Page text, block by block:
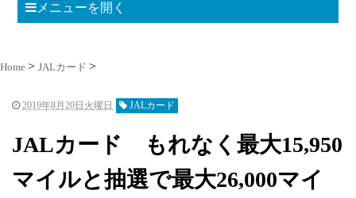
メニューを開く
Home JALカード
2019年8月20日火曜日 JALカード
JALカード もれなく最大15,950
マイルと抽選で最大26,000マイ